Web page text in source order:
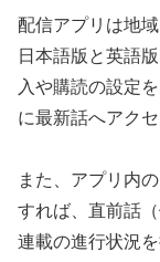
配信アプリは地
日本語版と英語
入や購読の設定
に最新話へアクセ
また、アプリ内
すれば、直前話
連載の進行状況